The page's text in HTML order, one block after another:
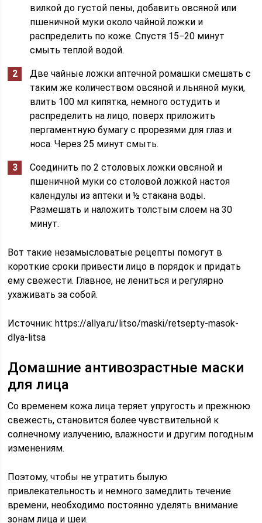
вилкой до густой пены, добавить овсяной или
пшеничной муки около чайной ложки и
распределить по коже. Спустя 15−20 минут
смыть теплой водой.
Две чайные ложки аптечной ромашки смешать с
таким же количеством овсяной и льняной муки,
влить 100 мл кипятка, немного остудить и
распределить на лицо, поверх приложить
пергаментную бумагу с прорезями для глаз и
носа. Через 25 минут смыть.
Соединить по 2 столовых ложки овсяной и
пшеничной муки со столовой ложкой настоя
календулы из аптеки и ½ стакана воды.
Размешать и наложить толстым слоем на 30
минут.
Вот такие незамысловатые рецепты помогут в
короткие сроки привести лицо в порядок и придать
ему свежести. Главное, не лениться и регулярно
ухаживать за собой.
Источник:https://allya.ru/litso/maski/retsepty-masok-
dlya-litsa
Домашние антивозрастные маски
для лица
Со временем кожа лица теряет упругость и прежнюю
свежесть, становится более чувствительной к
солнечному излучению, влажности и другим погодным
изменениям.
Поэтому, чтобы не утратить былую
привлекательность и немного замедлить течение
времени, необходимо постоянно уделять внимание
зонам лица и шеи.